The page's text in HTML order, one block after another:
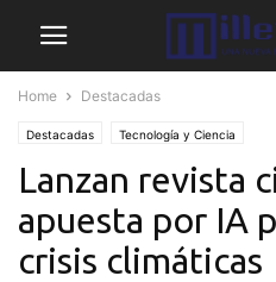
Home Destacadas
Destacadas Tecnología y Ciencia
Lanzan revista
apuesta por IA
crisis climáticas